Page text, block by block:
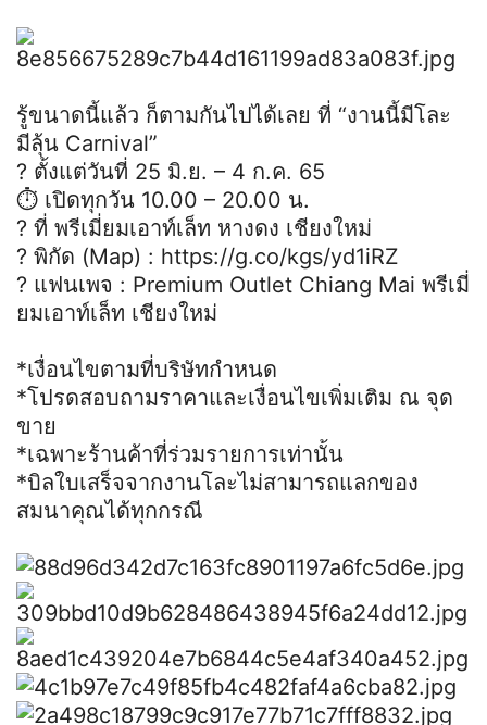
รู้ขนาดนี้แล้ว ก็ตามกันไปได้เลย ที่ “งานนี้มีโละ
มีลุ้น Carnival”
? ตั้งแต่วันที่ 25 มิ.ย. – 4 ก.ค. 65
⏱ เปิดทุกวัน 10.00 – 20.00 น.
? ที่ พรีเมี่ยมเอาท์เล็ท หางดง เชียงใหม่
? พิกัด (Map) : https://g.co/kgs/yd1iRZ
? แฟนเพจ : Premium Outlet Chiang Mai พรีเมี่
ยมเอาท์เล็ท เชียงใหม่
*เงื่อนไขตามที่บริษัทกำหนด
*โปรดสอบถามราคาและเงื่อนไขเพิ่มเติม ณ จุด
ขาย
*เฉพาะร้านค้าที่ร่วมรายการเท่านั้น
*บิลใบเสร็จจากงานโละไม่สามารถแลกของ
สมนาคุณได้ทุกกรณี